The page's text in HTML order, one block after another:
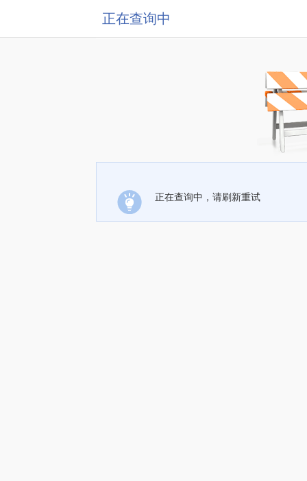
正在查询中
正在查询中，请刷新重试